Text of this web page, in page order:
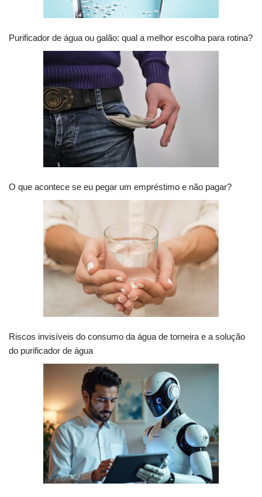
Purificador de água ou galão: qual a melhor escolha para rotina?
O que acontece se eu pegar um empréstimo e não pagar?
Riscos invisíveis do consumo da água de torneira e a solução
do purificador de água